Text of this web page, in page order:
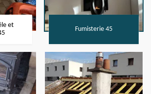
et
Fumisterie 45